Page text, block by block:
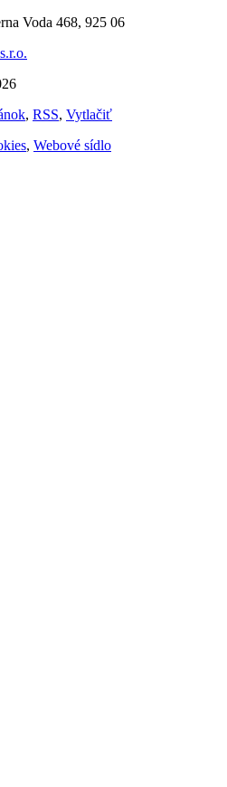
Voda 468, 925 06
, RSS, Vytlačiť
, Webové sídlo